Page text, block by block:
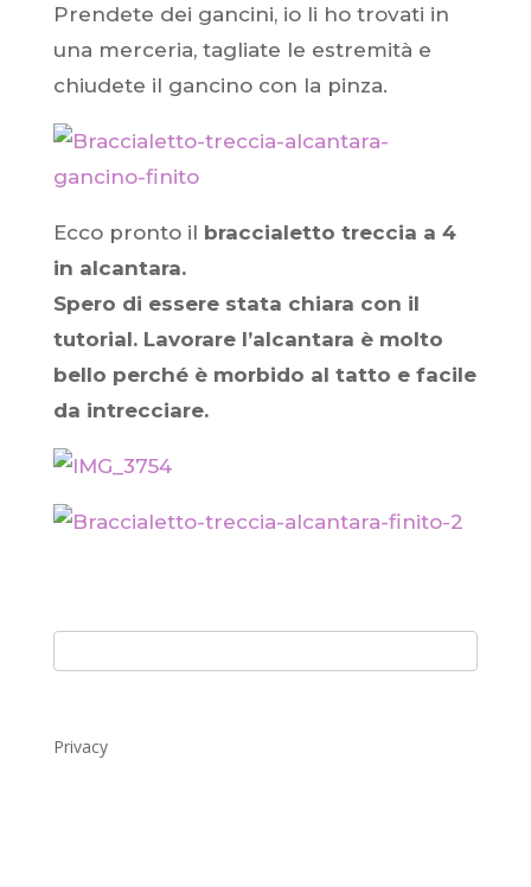
Prendete dei gancini, io li ho trovati in
una merceria, tagliate le estremità e
chiudete il gancino con la pinza.
Ecco pronto il braccialetto treccia a 4
in alcantara.
Spero di essere stata chiara con il
tutorial. Lavorare l’alcantara è molto
bello perché è morbido al tatto e facile
da intrecciare.
Privacy